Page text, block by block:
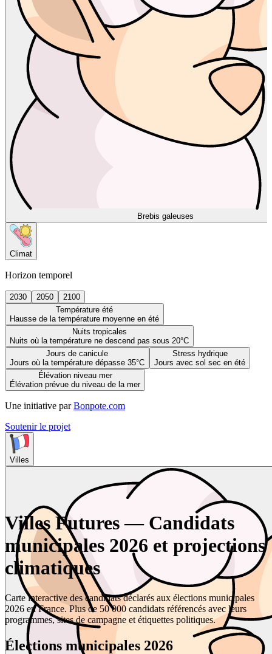
Brebis galeuses
Climat
Horizon temporel
2030 2050
2100
Température été
Hausse de la température moyenne en été
Nuits tropicales
Nuits où la température ne descend pas sous 20°C
Jours de canicule
Jours où la température dépasse 35°C
Stress hydrique
Jours avec sol sec en été
Élévation niveau mer
Élévation prévue du niveau de la mer
Une initiative par Bonpote.com
Soutenir le projet
Villes
Villes Futures — Candidats
municipales 2026 et projections
climatiques
Carte interactive des candidats déclarés aux élections municipales
2026 en France. Plus de 50 000 candidats référencés avec leurs
programmes, sites de campagne et étiquettes politiques.
Élections municipales 2026